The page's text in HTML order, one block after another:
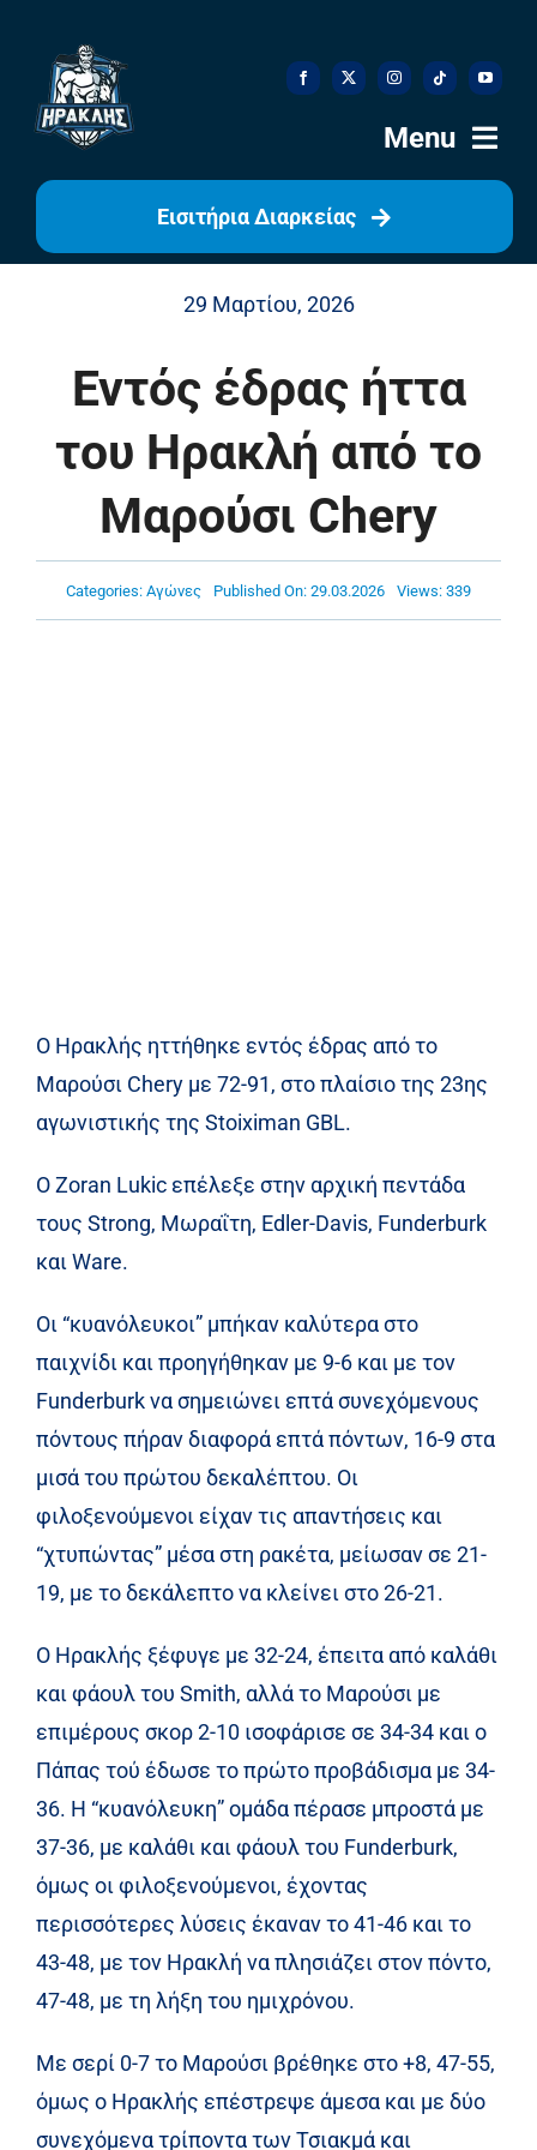
content
Menu
Αρχική
Ιστορία
Η Ομάδα
Η Διοίκηση
Νέα
Εισιτήρια Διαρκείας
29 Μαρτίου, 2026
Εντός έδρας ήττα
του Ηρακλή από το
Μαρούσι Chery
Categories: Αγώνες Published On: 29.03.2026 Views: 339
Ο Ηρακλής ηττήθηκε εντός έδρας από το
Μαρούσι Chery με 72-91, στο πλαίσιο της 23ης
αγωνιστικής της Stoiximan GBL.
Ο Zoran Lukic επέλεξε στην αρχική πεντάδα
τους Strong, Μωραΐτη, Edler-Davis, Funderburk
και Ware.
Οι “κυανόλευκοι” μπήκαν καλύτερα στο
παιχνίδι και προηγήθηκαν με 9-6 και με τον
Funderburk να σημειώνει επτά συνεχόμενους
πόντους πήραν διαφορά επτά πόντων, 16-9 στα
μισά του πρώτου δεκαλέπτου. Οι
φιλοξενούμενοι είχαν τις απαντήσεις και
“χτυπώντας” μέσα στη ρακέτα, μείωσαν σε 21-
19, με το δεκάλεπτο να κλείνει στο 26-21.
Ο Ηρακλής ξέφυγε με 32-24, έπειτα από καλάθι
και φάουλ του Smith, αλλά το Μαρούσι με
επιμέρους σκορ 2-10 ισοφάρισε σε 34-34 και ο
Πάπας τού έδωσε το πρώτο προβάδισμα με 34-
36. Η “κυανόλευκη” ομάδα πέρασε μπροστά με
37-36, με καλάθι και φάουλ του Funderburk,
όμως οι φιλοξενούμενοι, έχοντας
περισσότερες λύσεις έκαναν το 41-46 και το
43-48, με τον Ηρακλή να πλησιάζει στον πόντο,
47-48, με τη λήξη του ημιχρόνου.
Με σερί 0-7 το Μαρούσι βρέθηκε στο +8, 47-55,
όμως ο Ηρακλής επέστρεψε άμεσα και με δύο
συνεχόμενα τρίποντα των Τσιακμά και